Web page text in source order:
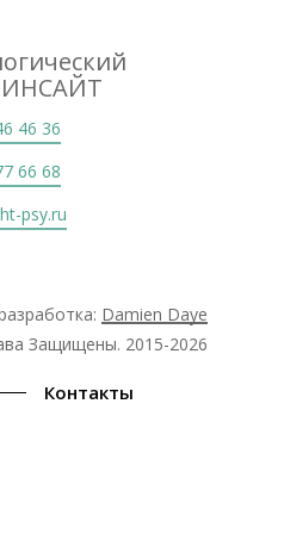
ИНСАЙТ
46 36
66 68
psy.ru
Damien Daye
Защищены. 2015-2026
Контакты